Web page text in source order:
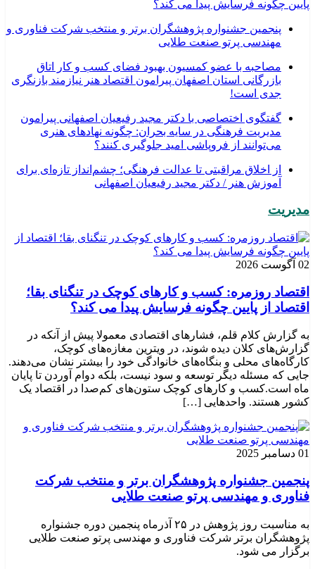
پایین چگونه فرسایش پیدا می کند؟
پنجمین جشنواره پژوهشگران برتر و منتخب شرکت فناوری و
مهندسی پرتو صنعت طلایی
مصاحبه با عضو کمسیون بهبود فضای کسب و کار اتاق
بازرگانی استان اصفهان پیرامون اقتصاد هنر نیازمند بازنگری
جدی است!
گفتگوی اختصاصی با دکتر مجید رفیعیان اصفهانی پیرامون
مدیریت فرهنگی در سایه بحران: چگونه نهادهای هنری
می‌توانند از فروپاشی امید جلوگیری کنند؟
از اخلاق مراقبتی تا عدالت فرهنگی؛ چشم‌انداز تازه‌ای برای
آموزش هنر / دکتر مجید رفیعیان اصفهانی
مدیریت
02 آگوست 2026
اقتصاد روزمره: کسب‌ و کارهای کوچک در تنگنای بقا؛
اقتصاد از پایین چگونه فرسایش پیدا می کند؟
به گزارش کلام قلم، فشارهای اقتصادی معمولا پیش از آنکه در
گزارش‌های کلان دیده شوند، در ویترین مغازه‌های کوچک،
کارگاه‌های محلی و بنگاه‌های خانوادگی خود را بیشتر نشان می‌دهند.
جایی که مسئله دیگر توسعه و سود نیست، بلکه دوام آوردن تا پایان
ماه است.کسب‌ و کارهای کوچک ستون‌های کم‌صدا در اقتصاد یک
کشور هستند. واحدهایی […]
01 دسامبر 2025
پنجمین جشنواره پژوهشگران برتر و منتخب شرکت
فناوری و مهندسی پرتو صنعت طلایی
به مناسبت روز پژوهش در ۲۵ آذرماه پنجمین دوره جشنواره
پژوهشگران برتر شرکت فناوری و مهندسی پرتو صنعت طلایی
برگزار می شود.